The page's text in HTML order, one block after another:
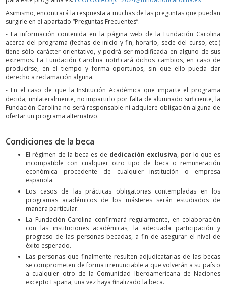
Asimismo, encontrará la respuesta a muchas de las preguntas que puedan
surgirle en el apartado “Preguntas Frecuentes”.
- La información contenida en la página web de la Fundación Carolina
acerca del programa (fechas de inicio y fin, horario, sede del curso, etc.)
tiene sólo carácter orientativo, y podrá ser modificada en alguno de sus
extremos. La Fundación Carolina notificará dichos cambios, en caso de
producirse, en el tiempo y forma oportunos, sin que ello pueda dar
derecho a reclamación alguna.
- En el caso de que la Institución Académica que imparte el programa
decida, unilateralmente, no impartirlo por falta de alumnado suficiente, la
Fundación Carolina no será responsable ni adquiere obligación alguna de
ofertar un programa alternativo.
Condiciones de la beca
El régimen de la beca es de dedicación exclusiva, por lo que es
incompatible con cualquier otro tipo de beca o remuneración
económica procedente de cualquier institución o empresa
española.
Los casos de las prácticas obligatorias contempladas en los
programas académicos de los másteres serán estudiados de
manera particular.
La Fundación Carolina confirmará regularmente, en colaboración
con las instituciones académicas, la adecuada participación y
progreso de las personas becadas, a fin de asegurar el nivel de
éxito esperado.
Las personas que finalmente resulten adjudicatarias de las becas
se comprometen de forma irrenunciable a que volverán a su país o
a cualquier otro de la Comunidad Iberoamericana de Naciones
excepto España, una vez haya finalizado la beca.